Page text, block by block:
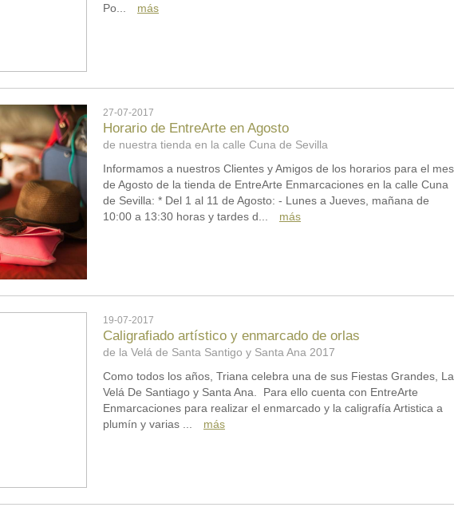
Po...
más
27-07-2017
Horario de EntreArte en Agosto
de nuestra tienda en la calle Cuna de Sevilla
Informamos a nuestros Clientes y Amigos de los horarios para el mes
de Agosto de la tienda de EntreArte Enmarcaciones en la calle Cuna
de Sevilla: * Del 1 al 11 de Agosto: - Lunes a Jueves, mañana de
10:00 a 13:30 horas y tardes d...
más
19-07-2017
Caligrafiado artístico y enmarcado de orlas
de la Velá de Santa Santigo y Santa Ana 2017
Como todos los años, Triana celebra una de sus Fiestas Grandes, La
Velá De Santiago y Santa Ana. Para ello cuenta con EntreArte
Enmarcaciones para realizar el enmarcado y la caligrafía Artistica a
plumín y varias ...
más